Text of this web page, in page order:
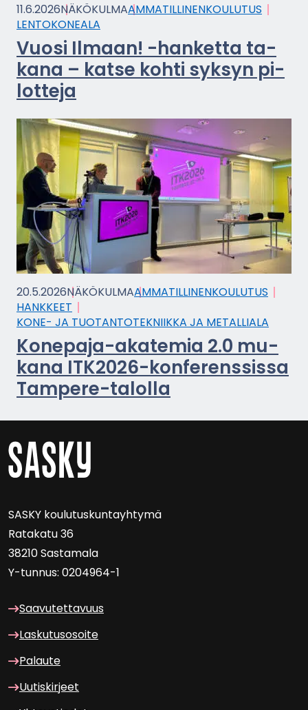
11.6.2026NÄ­KÖ­KUL­MAAM­MA­TIL­LI­NEN­KOU­LU­TUS
LEN­TO­KO­NEA­LA
Vuosi Il­maan! -​hanketta ta­
ka­na – katse kohti syk­syn pi­
lot­te­ja
20.5.2026NÄ­KÖ­KUL­MAAM­MA­TIL­LI­NEN­KOU­LU­TUS
HANK­KEET
KONE- JA TUO­TAN­TO­TEK­NIIK­KA JA ME­TAL­LIA­LA
Konepaja-​akatemia 2.0 mu­
ka­na ITK2026-​konferenssissa
Tampere-​talolla
SASKY kou­lu­tus­kun­tayh­ty­mä
Ra­ta­ka­tu 36
38210 Sas­ta­ma­la
Y-​tunnus: 0204964-1
Saa­vu­tet­ta­vuus
Las­ku­tuso­soi­te
Pa­lau­te
Uu­tis­kir­jeet